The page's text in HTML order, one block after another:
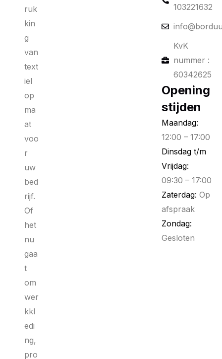
ruk
kin
g
van
text
iel
op
ma
at
voo
r
uw
bed
rijf.
Of
het
nu
gaa
t
om
wer
kkl
edi
ng,
pro
103221632
KvK
nummer :
60342625
Opening
stijden
Maandag:
12:00 – 17:00
Dinsdag t/m
Vrijdag:
09:30 – 17:00
Zaterdag: Op
afspraak
Zondag:
Gesloten